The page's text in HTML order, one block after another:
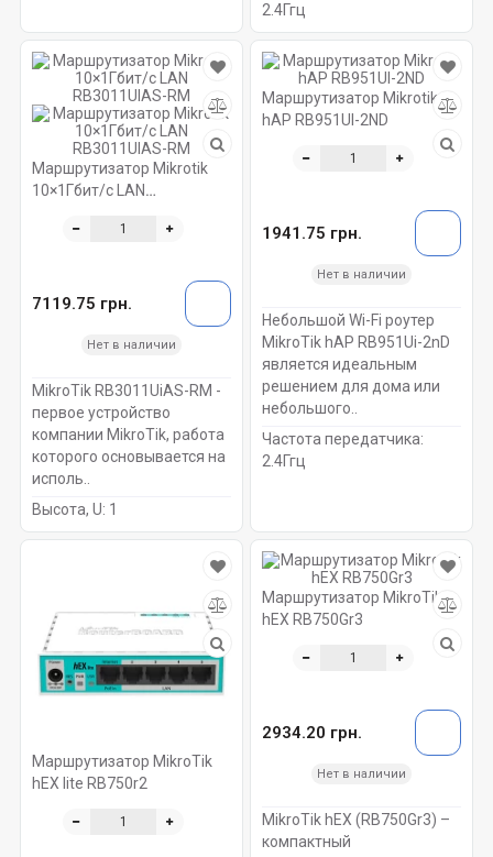
2.4Ггц
Маршрутизатор Mikrotik
10×1Гбит/с LAN
7119.75 грн.
Нет в наличии
MikroTik RB3011UiAS-RM -
первое устройство
компании MikroTik, работа
которого основывается на
исполь..
Высота, U: 1
Маршрутизатор Mikrotik
hAP RB951UI-2ND
1941.75 грн.
Нет в наличии
Небольшой Wi-Fi роутер
MikroTik hAP RB951Ui-2nD
является идеальным
решением для дома или
небольшого..
Частота передатчика:
2.4Ггц
Маршрутизатор MikroTik
hEX lite RB750r2
Маршрутизатор MikroTik
hEX RB750Gr3
2934.20 грн.
Нет в наличии
MikroTik hEX (RB750Gr3) –
компактный